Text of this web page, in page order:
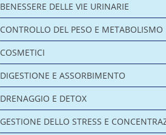
BENESSERE DELLE VIE URINARIE
CONTROLLO DEL PESO E METABOLISMO
COSMETICI
DIGESTIONE E ASSORBIMENTO
DRENAGGIO E DETOX
GESTIONE DELLO STRESS E